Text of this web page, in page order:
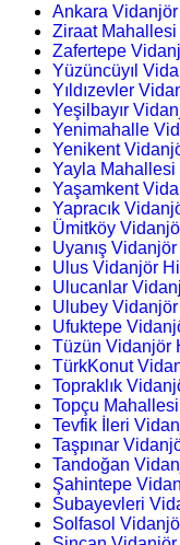
Ankara
Ziraat
Zafertepe
Yüzüncüyıl
Yıldızevler
Yeşilbayır
Yenimahalle
Yenikent
Yayla
Yaşamkent
Yapracık
Ümitköy
Uyanış
Ulus Vidanjör
Ulucanlar
Ulubey
Ufuktepe
Tüzün Vidanjör
TürkKonut
Topraklık
Topçu
Tevfik İleri
Taşpınar
Tandoğan
Şahintepe
Subayevleri
Solfasol